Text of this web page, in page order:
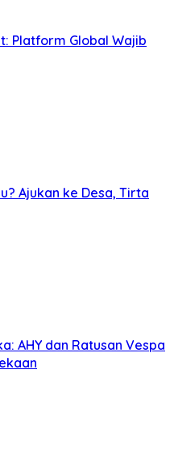
Platform Global Wajib
Ajukan ke Desa, Tirta
AHY dan Ratusan Vespa